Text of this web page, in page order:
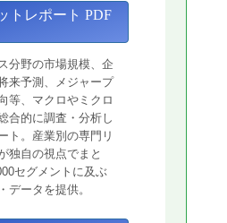
トレポート PDF
分野の市場規模、企
来予測、メジャープ
等、マクロやミクロ
合的に調査・分析し
ト。産業別の専門リ
独自の視点でまと
セグメントに及ぶ
データを提供。